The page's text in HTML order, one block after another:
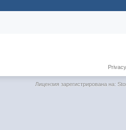
Лицензия зарегистрирована на: